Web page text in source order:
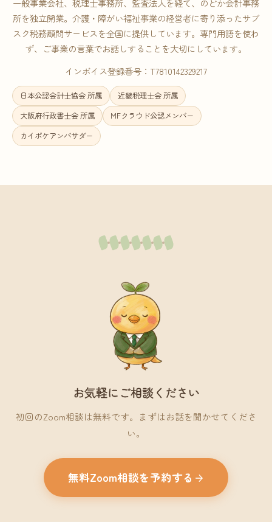
一般事業会社、税理士事務所、監査法人を経て、のどか会計事務
所を独立開業。介護・障がい福祉事業の経営者に寄り添ったサブ
スク税務顧問サービスを全国に提供しています。専門用語を使わ
ず、ご事業の言葉でお話しすることを大切にしています。
インボイス登録番号：T7810142329217
日本公認会計士協会 所属
近畿税理士会 所属
大阪府行政書士会 所属
MFクラウド公認メンバー
カイポケアンバサダー
お気軽にご相談ください
初回のZoom相談は無料です。まずはお話を聞かせてくださ
い。
無料Zoom相談を予約する